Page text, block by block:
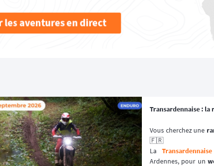
Transardennaise :
Vous cherchez une
🇫🇷
La Transardennaise
Ardennes, pour un